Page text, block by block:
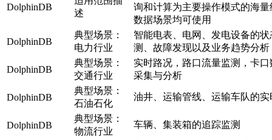
DolphinDB
述
询和计算为主要操作模式的海量
数据场景均可使用
DolphinDB
典型场景：
电力行业
智能电表、电网、发电设备的状
测、故障发现以及业务趋势分析
DolphinDB
典型场景：
交通行业
实时路况，路口流量监测，卡口
采集与分析
DolphinDB
典型场景：
石油石化
油井、运输管线、运输车队的实
DolphinDB
典型场景：
物流行业
车辆、集装箱的追踪监测